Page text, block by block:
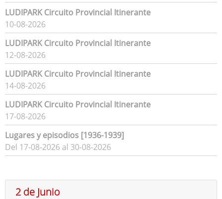
LUDIPARK Circuito Provincial Itinerante
10-08-2026
LUDIPARK Circuito Provincial Itinerante
12-08-2026
LUDIPARK Circuito Provincial Itinerante
14-08-2026
LUDIPARK Circuito Provincial Itinerante
17-08-2026
Lugares y episodios [1936-1939]
Del 17-08-2026 al 30-08-2026
2 de Junio